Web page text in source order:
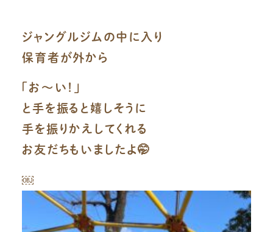
ジャングルジムの中に入り
保育者が外から
「お〜い！」
と手を振ると嬉しそうに
手を振りかえしてくれる
お友だちもいましたよ🤭
￼